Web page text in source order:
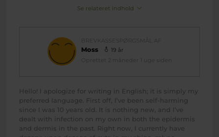
Se relateret indhold
BREVKASSESPØRGSMÅL AF
Moss
19 år
Oprettet 2 måneder 1 uge siden
Hello! I apologize for writing in English; it is simply my
preferred language. First off, I’ve been self-harming
since I was 10 years old. It is nothing new, and I’ve
dealt with infection on my own in both the epidermis
and dermis in the past. Right now, I currently have